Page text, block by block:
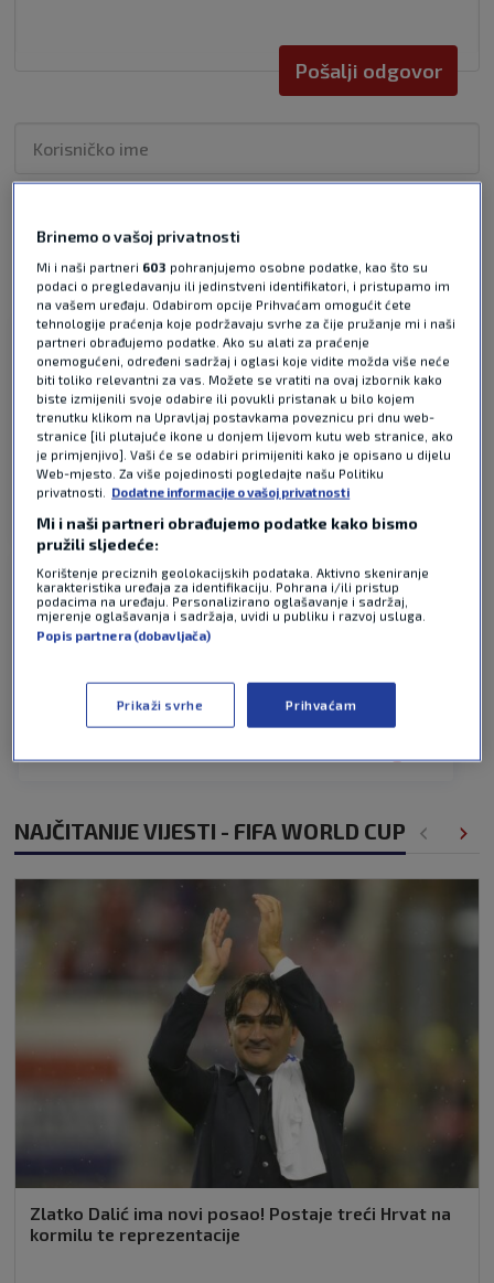
Pošalji odgovor
Pošalji
2 KOMENTARA Najnovije
prije 2 mjeseci
Jura
Ha ha,ovo je smiješno! Dalić ne robuje imenima a
ovi od 40 godina jedva hodaju po terenu.E moj
Rade.
Odgovor
prije 2 mjeseci
mililili
Gosp.Bogdanoviću hvala za utješnu kamilicu,ali
oko Međugorja ,možda tu može nekoga pobijediti.
NAJČITANIJE VIJESTI - FIFA WORLD CUP
Zlatko Dalić ima novi posao! Postaje treći Hrvat na
kormilu te reprezentacije
Brinemo o vašoj privatnosti
Mi i naši partneri 603 pohranjujemo osobne podatke, kao što su
podaci o pregledavanju ili jedinstveni identifikatori, i pristupamo im
na vašem uređaju. Odabirom opcije Prihvaćam omogućit ćete
tehnologije praćenja koje podržavaju svrhe za čije pružanje mi i naši
partneri obrađujemo podatke. Ako su alati za praćenje
onemogućeni, određeni sadržaj i oglasi koje vidite možda više neće
biti toliko relevantni za vas. Možete se vratiti na ovaj izbornik kako
biste izmijenili svoje odabire ili povukli pristanak u bilo kojem
trenutku klikom na Upravljaj postavkama poveznicu pri dnu web-
stranice [ili plutajuće ikone u donjem lijevom kutu web stranice, ako
je primjenjivo]. Vaši će se odabiri primijeniti kako je opisano u dijelu
Web-mjesto. Za više pojedinosti pogledajte našu Politiku
privatnosti. Dodatne informacije o vašoj privatnosti
Mi i naši partneri obrađujemo podatke kako bismo
pružili sljedeće:
Korištenje preciznih geolokacijskih podataka. Aktivno skeniranje
karakteristika uređaja za identifikaciju. Pohrana i/ili pristup
podacima na uređaju. Personalizirano oglašavanje i sadržaj,
mjerenje oglašavanja i sadržaja, uvidi u publiku i razvoj usluga.
Popis partnera (dobavljača)
Prikaži svrhe Prihvaćam